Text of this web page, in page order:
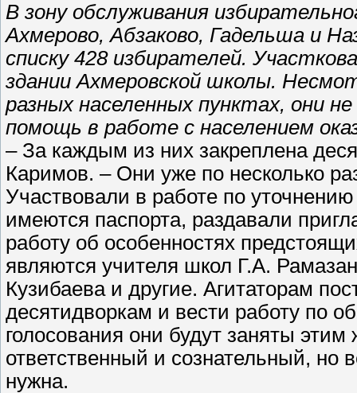
В зону обслуживания
Ахмерово, Абзаково, Гадельша и
списку 428 избирателей.
здании Ахмеровской школы.
разных населенных пунктах, они
помощь в работе с населением
– За каждым из них закреплена
Каримов. – Они уже по несколько
Участвовали в работе по
имеются паспорта, раздавали
работу об особенностях
являются учителя школ Г.А.
Кузибаева и другие. Агитаторам
десятидворкам и вести работу по
голосования они будут заняты
ответственный и сознательный, но
нужна.